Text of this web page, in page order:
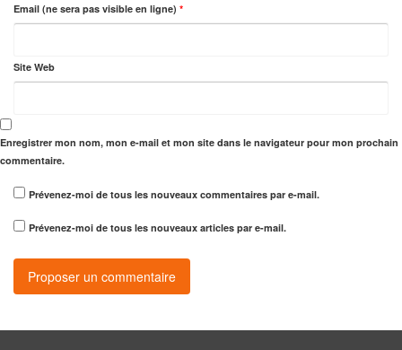
Email (ne sera pas visible en ligne) *
Site Web
Enregistrer mon nom, mon e-mail et mon site dans le navigateur pour mon prochain
commentaire.
Prévenez-moi de tous les nouveaux commentaires par e-mail.
Prévenez-moi de tous les nouveaux articles par e-mail.